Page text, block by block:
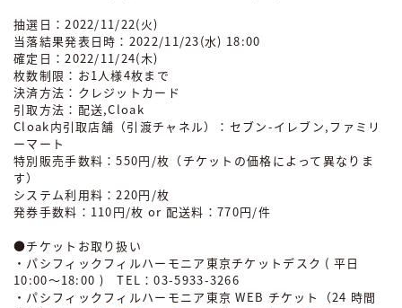
抽選日：2022/11/22(火)
当落結果発表日時：2022/11/23(水) 18:00
確定日：2022/11/24(木)
枚数制限：お1人様4枚まで
決済方法：クレジットカード
引取方法：配送,Cloak
Cloak内引取店舗（引渡チャネル）：セブン-イレブン,ファミリ
ーマート
特別販売手数料：550円/枚（チケットの価格によって異なりま
す）
システム利用料：220円/枚
発券手数料：110円/枚 or 配送料：770円/件
●チケットお取り扱い
・パシフィックフィルハーモニア東京チケットデスク ( 平日
10:00～18:00 ) TEL：03-5933-3266
・パシフィックフィルハーモニア東京 WEB チケット（24 時間